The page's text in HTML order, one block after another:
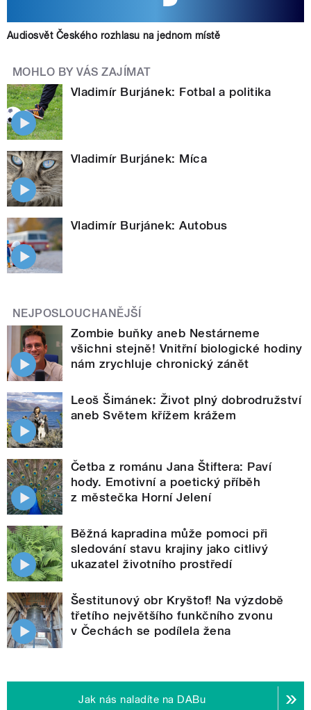
Audiosvět Českého rozhlasu na jednom místě
MOHLO BY VÁS ZAJÍMAT
Vladimír Burjánek: Fotbal a politika
Vladimír Burjánek: Míca
Vladimír Burjánek: Autobus
NEJPOSLOUCHANĚJŠÍ
Zombie buňky aneb Nestárneme
všichni stejně! Vnitřní biologické hodiny
nám zrychluje chronický zánět
Leoš Šimánek: Život plný dobrodružství
aneb Světem křížem krážem
Četba z románu Jana Štiftera: Paví
hody. Emotivní a poetický příběh
z městečka Horní Jelení
Běžná kapradina může pomoci při
sledování stavu krajiny jako citlivý
ukazatel životního prostředí
Šestitunový obr Kryštof! Na výzdobě
třetího největšího funkčního zvonu
v Čechách se podílela žena
Jak nás naladíte na DABu